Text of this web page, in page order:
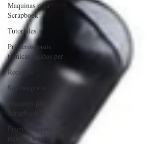
Maquinas para
Scrapbook
Tutoriales
Primeros pasos
técnicas rígidos per
Recursos
Sin categoría
Primeros pasos
técnicas textiles